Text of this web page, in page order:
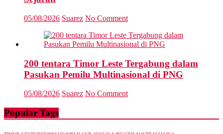
05/08/2026 Suarez No Comment
200 tentara Timor Leste Tergabung dalam
Pasukan Pemilu Multinasional di PNG
05/08/2026 Suarez No Comment
Popular Tags